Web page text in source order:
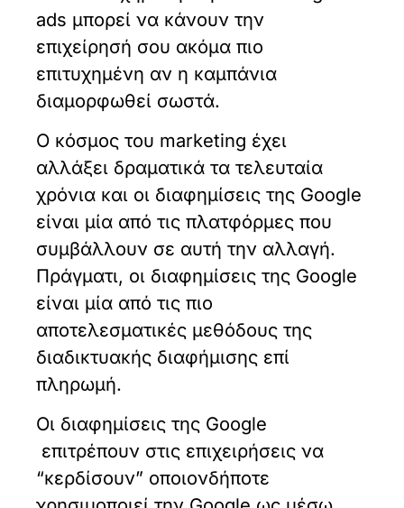
ads μπορεί να κάνουν την
επιχείρησή σου ακόμα πιο
επιτυχημένη αν η καμπάνια
διαμορφωθεί σωστά.
Ο κόσμος του marketing έχει
αλλάξει δραματικά τα τελευταία
χρόνια και οι διαφημίσεις της Google
είναι μία από τις πλατφόρμες που
συμβάλλουν σε αυτή την αλλαγή.
Πράγματι, οι διαφημίσεις της Google
είναι μία από τις πιο
αποτελεσματικές μεθόδους της
διαδικτυακής διαφήμισης επί
πληρωμή.
Οι διαφημίσεις της Google
επιτρέπουν στις επιχειρήσεις να
“κερδίσουν” οποιονδήποτε